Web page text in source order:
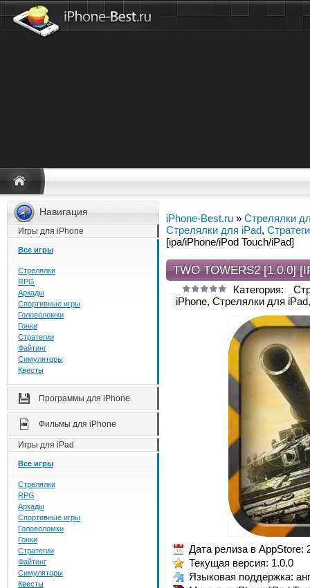
Навигация
Игры для iPhone
Все игры
Стрелялки
RPG
Аркады
Спортивные игры
Головоломки
Гонки
Стратегии
Файтинг
Симуляторы
Квесты
Программы для iPhone
Фильмы для iPhone
Игры для iPad
Все игры
Стрелялки
RPG
Аркады
Спортивные игры
Головоломки
Гонки
Стратегии
Файтинг
Симуляторы
Квесты
iPhone-Best.ru » Стрелялки
Стрелялки для iPad,
[ipa/iPhone/iPod Touch/iPad]
TWO TOWERS2 [1.0.0]
Категория:
iPhone, Стрелялки для
Дата релиза в AppStore:
Текущая версия: 1.0.0
Языковая поддержка: